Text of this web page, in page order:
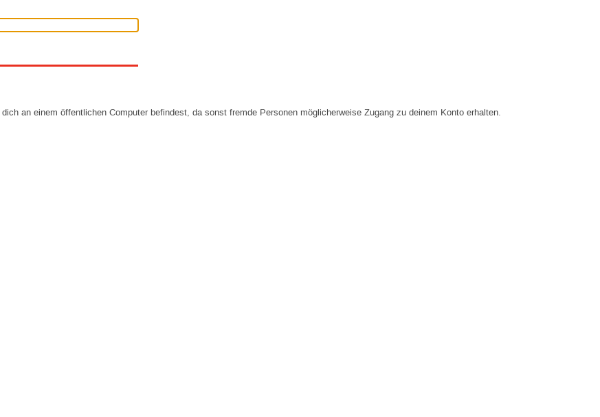
an einem öffentlichen Computer befindest, da sonst fremde Personen möglicherweise Zugang zu deinem Konto erhalten.